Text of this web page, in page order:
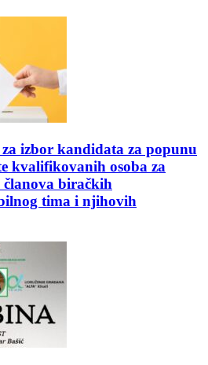
izbor kandidata za popunu
kvalifikovanih osoba za
članova biračkih
tima i njihovih